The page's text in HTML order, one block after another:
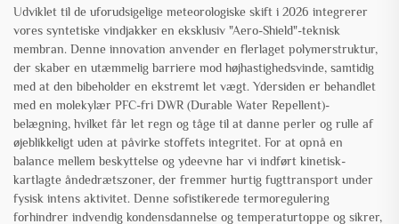
Udviklet til de uforudsigelige meteorologiske skift i 2026 integrerer
vores syntetiske vindjakker en eksklusiv "Aero-Shield"-teknisk
membran. Denne innovation anvender en flerlaget polymerstruktur,
der skaber en utæmmelig barriere mod højhastighedsvinde, samtidig
med at den bibeholder en ekstremt let vægt. Ydersiden er behandlet
med en molekylær PFC-fri DWR (Durable Water Repellent)-
belægning, hvilket får let regn og tåge til at danne perler og rulle af
øjeblikkeligt uden at påvirke stoffets integritet. For at opnå en
balance mellem beskyttelse og ydeevne har vi indført kinetisk-
kartlagte åndedrætszoner, der fremmer hurtig fugttransport under
fysisk intens aktivitet. Denne sofistikerede termoregulering
forhindrer indvendig kondensdannelse og temperaturtoppe og sikrer,